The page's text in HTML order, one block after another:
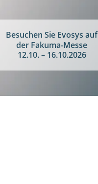
Besuchen Sie Evosys auf
der Fakuma-Messe
12.10. – 16.10.2026